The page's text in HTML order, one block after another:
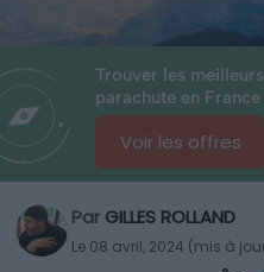
Trouver les
parachute en France
Voir les offres
Par GILLES ROLLAND
Le 08 avril, 2024 (mis à